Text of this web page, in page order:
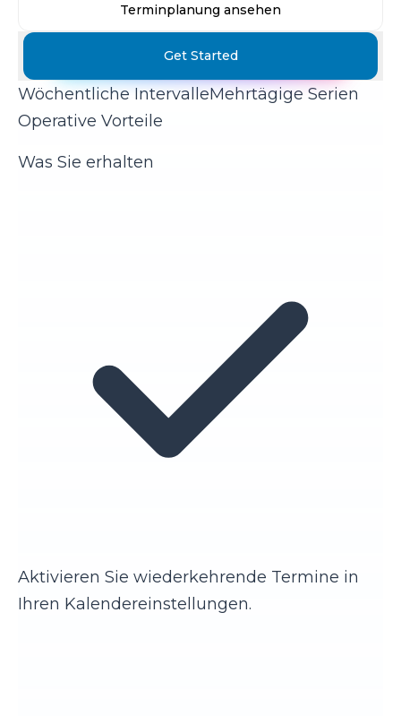
Get Started
Terminplanung ansehen
Wöchentliche IntervalleMehrtägige Serien
Operative Vorteile
Was Sie erhalten
Aktivieren Sie wiederkehrende Termine in
Ihren Kalendereinstellungen.